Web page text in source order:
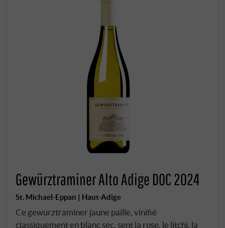
Gewürztraminer Alto Adige DOC 2024
St. Michael-Eppan | Haut-Adige
Ce gewurztraminer jaune paille, vinifié
classiquement en blanc sec, sent la rose, le litchi, la